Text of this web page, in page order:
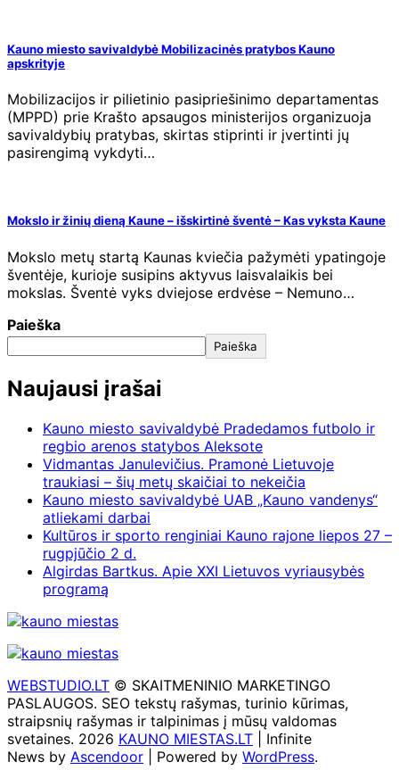
Kauno miesto savivaldybė Mobilizacinės pratybos Kauno
apskrityje
Mobilizacijos ir pilietinio pasipriešinimo departamentas
(MPPD) prie Krašto apsaugos ministerijos organizuoja
savivaldybių pratybas, skirtas stiprinti ir įvertinti jų
pasirengimą vykdyti…
Mokslo ir žinių dieną Kaune – išskirtinė šventė – Kas vyksta Kaune
Mokslo metų startą Kaunas kviečia pažymėti ypatingoje
šventėje, kurioje susipins aktyvus laisvalaikis bei
mokslas. Šventė vyks dviejose erdvėse – Nemuno…
Paieška
Paieška
Naujausi įrašai
Kauno miesto savivaldybė Pradedamos futbolo ir
regbio arenos statybos Aleksote
Vidmantas Janulevičius. Pramonė Lietuvoje
traukiasi – šių metų skaičiai to nekeičia
Kauno miesto savivaldybė UAB „Kauno vandenys“
atliekami darbai
Kultūros ir sporto renginiai Kauno rajone liepos 27 –
rugpjūčio 2 d.
Algirdas Bartkus. Apie XXI Lietuvos vyriausybės
programą
WEBSTUDIO.LT © SKAITMENINIO MARKETINGO
PASLAUGOS. SEO tekstų rašymas, turinio kūrimas,
straipsnių rašymas ir talpinimas į mūsų valdomas
svetaines. 2026 KAUNO MIESTAS.LT | Infinite
News by Ascendoor | Powered by WordPress.